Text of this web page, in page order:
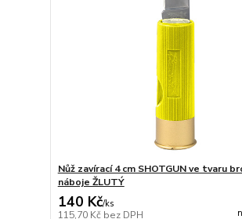
Nůž zavírací 4 cm SHOTGUN ve tvaru
náboje ŽLUTÝ
140 Kč/ks
115,70 Kč bez DPH